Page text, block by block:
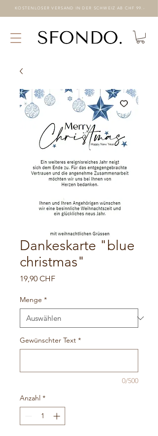
KOSTENLOSER VERSAND IN DER SCHWEIZ AB CHF 99.-
Dankeskarte "blue
christmas"
19,90 CHFPreis
Menge *
Gewünschter Text *
0/500
Anzahl *